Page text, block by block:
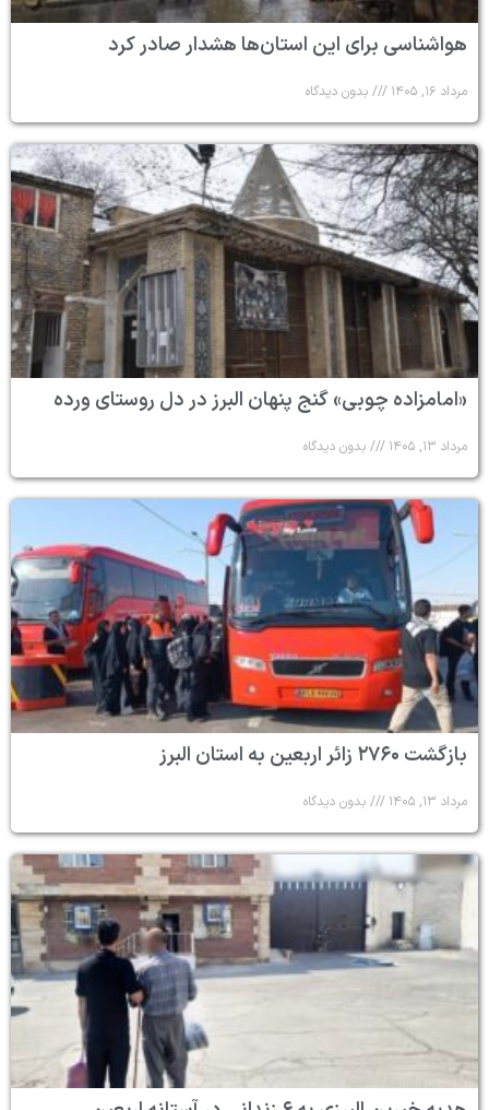
هواشناسی برای این استان‌ها هشدار صادر کرد
مرداد ۱۶, ۱۴۰۵ بدون دیدگاه
«امامزاده چوبی» گنج پنهان البرز در دل روستای ورده
مرداد ۱۳, ۱۴۰۵ بدون دیدگاه
بازگشت ۲۷۶۰ زائر اربعین به استان البرز
مرداد ۱۳, ۱۴۰۵ بدون دیدگاه